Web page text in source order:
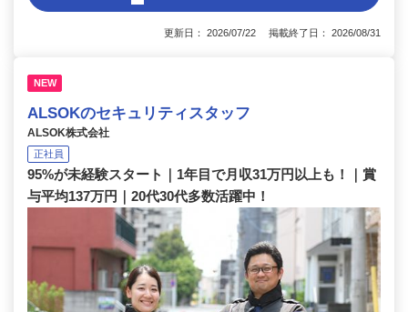
更新日： 2026/07/22 掲載終了日： 2026/08/31
NEW
ALSOKのセキュリティスタッフ
ALSOK株式会社
正社員
95%が未経験スタート｜1年目で月収31万円以上も！｜賞
与平均137万円｜20代30代多数活躍中！